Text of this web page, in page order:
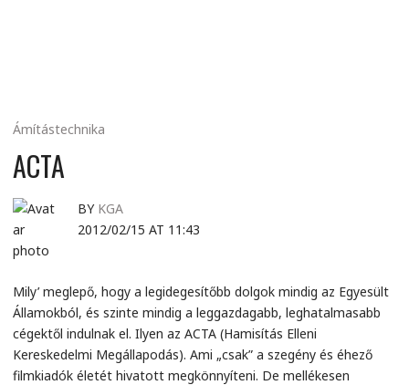
Ámítástechnika
ACTA
BY KGA
2012/02/15 AT 11:43
Mily’ meglepő, hogy a legidegesítőbb dolgok mindig az Egyesült
Államokból, és szinte mindig a leggazdagabb, leghatalmasabb
cégektől indulnak el. Ilyen az ACTA (Hamisítás Elleni
Kereskedelmi Megállapodás). Ami „csak” a szegény és éhező
filmkiadók életét hivatott megkönnyíteni. De mellékesen